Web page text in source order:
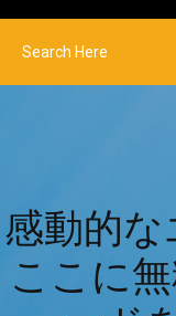
感動的
ここに